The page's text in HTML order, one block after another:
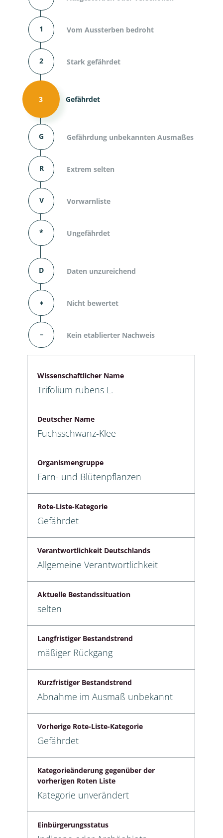
1 Vom Aussterben bedroht
2 Stark gefährdet
3 Gefährdet
G Gefährdung unbekannten Ausmaßes
R Extrem selten
V Vorwarnliste
* Ungefährdet
D Daten unzureichend
⬧ Nicht bewertet
– Kein etablierter Nachweis
Wissenschaftlicher Name
Trifolium rubens L.
Deutscher Name
Fuchsschwanz-Klee
Organismengruppe
Farn- und Blütenpflanzen
Rote-Liste-Kategorie
Gefährdet
Verantwortlichkeit Deutschlands
Allgemeine Verantwortlichkeit
Aktuelle Bestandssituation
selten
Langfristiger Bestandstrend
mäßiger Rückgang
Kurzfristiger Bestandstrend
Abnahme im Ausmaß unbekannt
Vorherige Rote-Liste-Kategorie
Gefährdet
Kategorieänderung gegenüber der
vorherigen Roten Liste
Kategorie unverändert
Einbürgerungsstatus